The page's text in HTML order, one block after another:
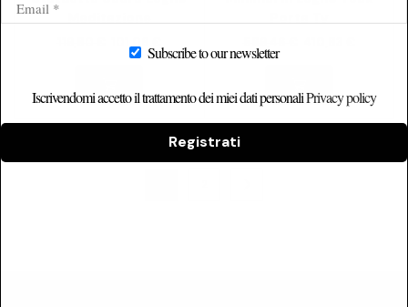
Subscribe to our newsletter
Iscrivendomi accetto il trattamento dei miei dati personaliPrivacy policy
Registrati